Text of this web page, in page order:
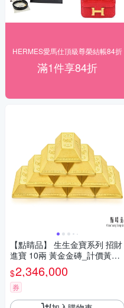
HERMES愛馬仕頂級尊榮結帳84折
滿1件享84折
【點睛品】 生生金寶系列 招財
進寶 10兩 黃金金磚_計價黃金
(1兩x10塊)
$2,346,000
券